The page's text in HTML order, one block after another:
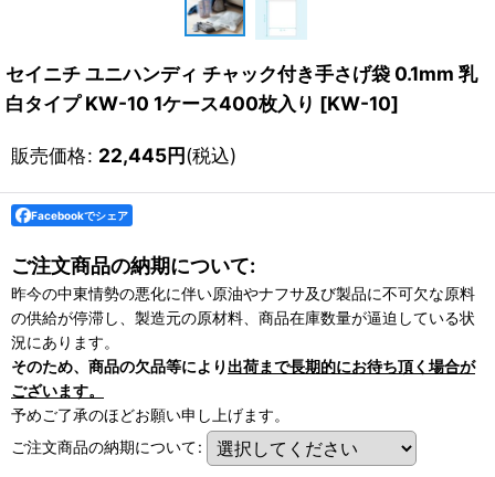
セイニチ ユニハンディ チャック付き手さげ袋 0.1mm 乳
白タイプ KW-10 1ケース400枚入り [KW-10]
販売価格: 22,445円(税込)
Facebookでシェア
ご注文商品の納期について:
昨今の中東情勢の悪化に伴い原油やナフサ及び製品に不可欠な原料
の供給が停滞し、製造元の原材料、商品在庫数量が逼迫している状
況にあります。
そのため、商品の欠品等により 出荷まで長期的にお待ち頂く場合が
ございます。
予めご了承のほどお願い申し上げます。
ご注文商品の納期について: